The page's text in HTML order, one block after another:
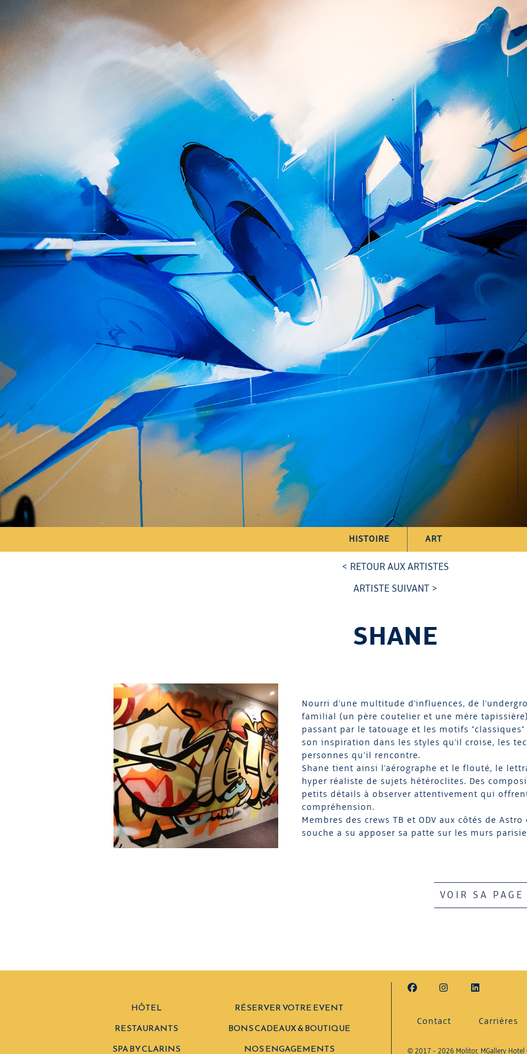
HISTOIRE ART
< RETOUR AUX ARTISTES
ARTISTE SUIVANT >
SHANE
Nourri d'une multitude d'influences, de
familial (un père coutelier et une mère
passant par le tatouage et les motifs
son inspiration dans les styles qu'il croise, les
personnes qu’il rencontre.
Shane tient ainsi l'aérographe et le flouté, le
hyper réaliste de sujets hétéroclites. Des
petits détails à observer attentivement qui
compréhension.
Membres des crews TB et ODV aux côtés de
souche a su apposer sa patte sur les murs
VOIR SA PAGE
HÔTEL
RÉSERVER VOTRE EVENT
RESTAURANTS
BONS CADEAUX & BOUTIQUE
SPA BY CLARINS
NOS ENGAGEMENTS
Contact Carrières
© 2017 - 2026 Molitor, MGallery Hotel